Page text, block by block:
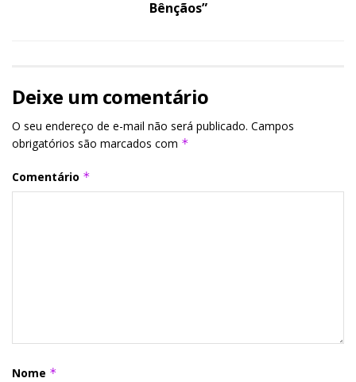
Bênçãos”
Deixe um comentário
O seu endereço de e-mail não será publicado. Campos
obrigatórios são marcados com *
Comentário *
Nome *